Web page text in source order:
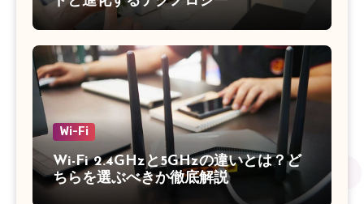
Wi-Fi
Wi-Fi 2.4GHzと5GHzの違いとは？ど
ちらを選ぶべきか徹底解説